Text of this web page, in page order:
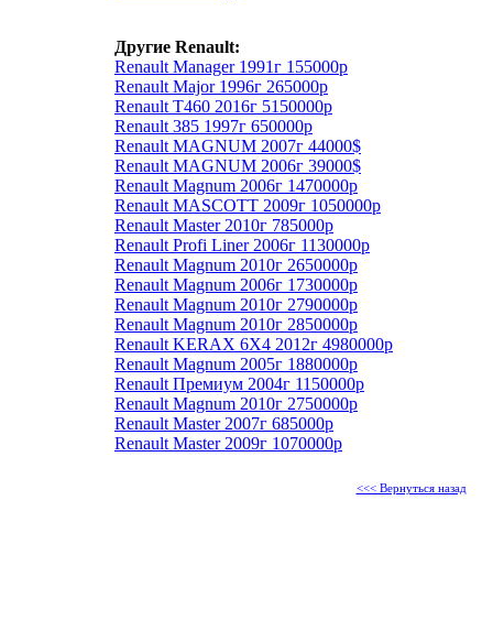
Другие Renault:
Renault Manager 1991г 155000р
Renault Major 1996г 265000р
Renault T460 2016г 5150000р
Renault 385 1997г 650000р
Renault MAGNUM 2007г 44000$
Renault MAGNUM 2006г 39000$
Renault Magnum 2006г 1470000р
Renault MASCOTT 2009г 1050000р
Renault Master 2010г 785000р
Renault Profi Liner 2006г 1130000р
Renault Magnum 2010г 2650000р
Renault Magnum 2006г 1730000р
Renault Magnum 2010г 2790000р
Renault Magnum 2010г 2850000р
Renault KERAX 6X4 2012г 4980000р
Renault Magnum 2005г 1880000р
Renault Премиум 2004г 1150000р
Renault Magnum 2010г 2750000р
Renault Master 2007г 685000р
Renault Master 2009г 1070000р
<<< Вернуться назад